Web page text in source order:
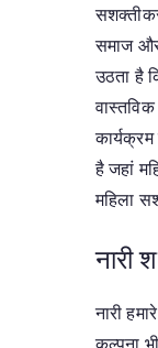
समाज
उठता है
है जहां
महिला
नारी
नारी